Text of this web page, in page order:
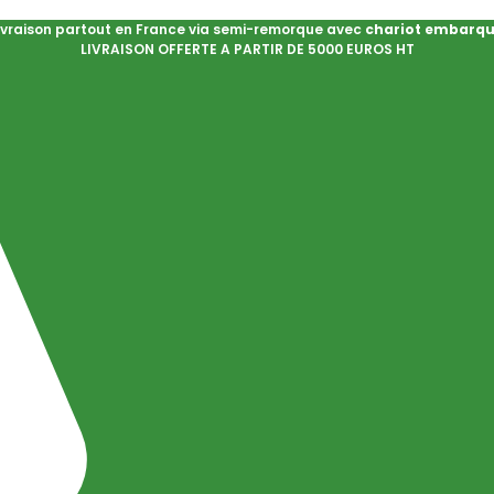
partout en France via semi-remorque avec chariot
LIVRAISON OFFERTE A PARTIR DE 5000 EUROS HT